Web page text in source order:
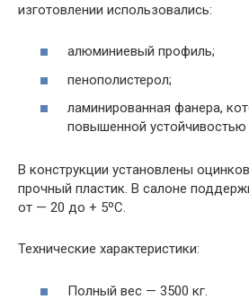
изготовлении использовались:
алюминиевый профиль;
пенополистерол;
ламинированная фанера,
повышенной устойчивостью
В конструкции установлены
прочный пластик. В салоне
от — 20 до + 5ºC.
Технические характеристики:
Полный вес — 3500 кг.